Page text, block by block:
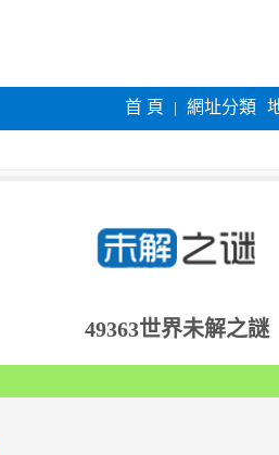
首 頁 網址分類
49363世界未解之謎